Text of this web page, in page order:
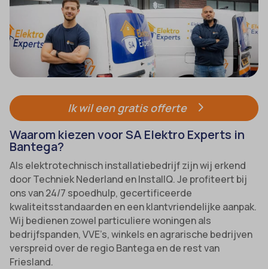
Ik wil een gratis offerte
Waarom kiezen voor SA Elektro Experts in
Bantega?
Als elektrotechnisch installatiebedrijf zijn wij erkend
door Techniek Nederland en InstallQ. Je profiteert bij
ons van 24/7 spoedhulp, gecertificeerde
kwaliteitsstandaarden en een klantvriendelijke aanpak.
Wij bedienen zowel particuliere woningen als
bedrijfspanden, VVE’s, winkels en agrarische bedrijven
verspreid over de regio Bantega en de rest van
Friesland.